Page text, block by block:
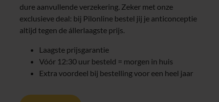
dure aanvullende verzekering. Zeker met onze
exclusieve deal: bij Pilonline bestel jij je anticonceptie
altijd tegen de állerlaagste prijs.
Laagste prijsgarantie
Vóór 12:30 uur besteld = morgen in huis
Extra voordeel bij bestelling voor een heel jaar